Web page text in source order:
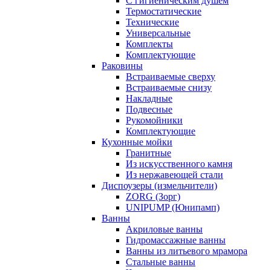
Термостатические
Технические
Универсальные
Комплекты
Комплектующие
Раковины
Встраиваемые сверху
Встраиваемые снизу
Накладные
Подвесные
Рукомойники
Комплектующие
Кухонные мойки
Гранитные
Из искусственного камня
Из нержавеющей стали
Диспоузеры (измельчители)
ZORG (Зорг)
UNIPUMP (Юнипамп)
Ванны
Акриловые ванны
Гидромассажные ванны
Ванны из литьевого мрамора
Стальные ванны